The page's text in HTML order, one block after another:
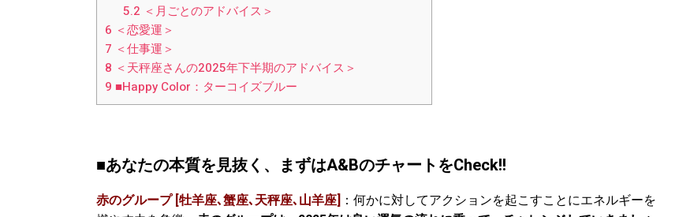
5.2 ＜月ごとのアドバイス＞
6 ＜恋愛運＞
7 ＜仕事運＞
8 ＜天秤座さんの2025年下半期のアドバイス＞
9 ■Happy Color：ターコイズブルー
■あなたの本質を見抜く、まずはA&BのチャートをCheck!!
赤のグループ [牡羊座､蟹座､天秤座､山羊座] ：何かに対してアクションを起こすことにエネルギーを